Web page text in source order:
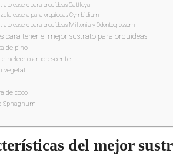
casero para orquídeas Cattleya
casera para orquídeas Cymbidium
casero para orquídeas Miltonia y Odontoglossum
para tener el mejor sustrato para orquídeas
de pino
helecho arborescente
vegetal
de coco
Sphagnum
del mejor